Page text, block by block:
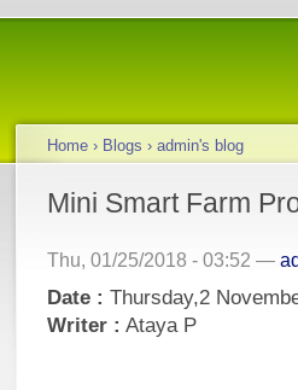
Home › Blogs › admin's blog
Mini Smart Farm
Thu, 01/25/2018 - 03:52 —
Date : Thursday,2
Writer : Ataya P